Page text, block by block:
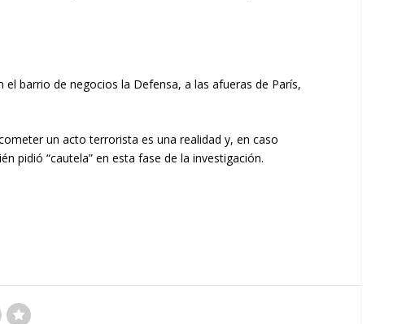
barrio de negocios la Defensa, a las afueras de París,
un acto terrorista es una realidad y, en caso
pidió “cautela” en esta fase de la investigación.